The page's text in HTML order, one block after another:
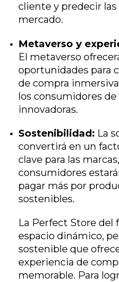
cliente y predecir
mercado.
Metaverso y
El metaverso
oportunidades para
de compra
los consumidores
innovadoras.
Sostenibilidad: La
convertirá en un
clave para las
consumidores
pagar más por
sostenibles.
La Perfect Store del
espacio dinámico,
sostenible que
experiencia de
memorable. Para